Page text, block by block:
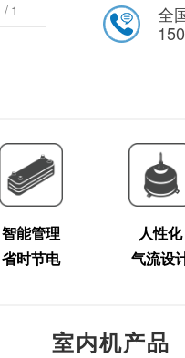
/1
全
智能管理
省时节电
人性化
气流设
室内机产品